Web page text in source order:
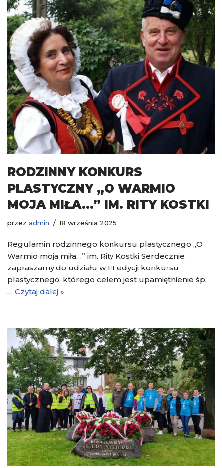
RODZINNY KONKURS
PLASTYCZNY „O WARMIO
MOJA MIŁA…” IM. RITY KOSTKI
przez admin 18 września 2025
Regulamin rodzinnego konkursu plastycznego „O
Warmio moja miła…” im. Rity Kostki Serdecznie
zapraszamy do udziału w III edycji konkursu
plastycznego, którego celem jest upamiętnienie śp.
… Czytaj dalej »